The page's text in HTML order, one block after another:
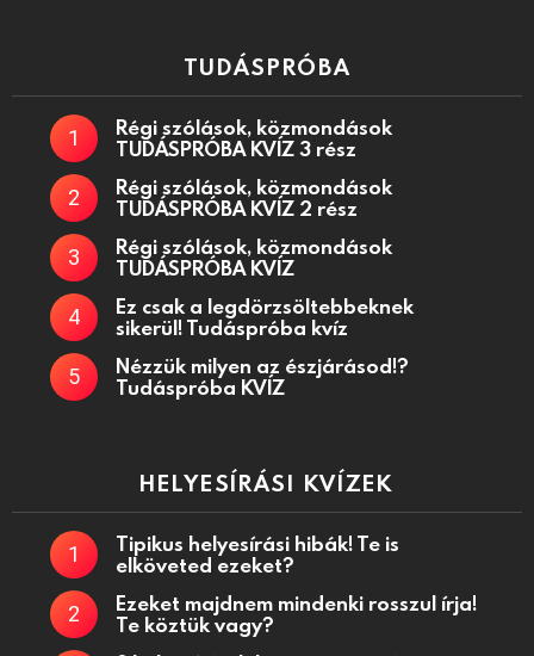
TUDÁSPRÓBA
Régi szólások, közmondások
TUDÁSPRÓBA KVÍZ 3 rész
Régi szólások, közmondások
TUDÁSPRÓBA KVÍZ 2 rész
Régi szólások, közmondások
TUDÁSPRÓBA KVÍZ
Ez csak a legdörzsöltebbeknek
sikerül! Tudáspróba kvíz
Nézzük milyen az észjárásod!?
Tudáspróba KVÍZ
HELYESÍRÁSI KVÍZEK
Tipikus helyesírási hibák! Te is
elköveted ezeket?
Ezeket majdnem mindenki rosszul írja!
Te köztük vagy?